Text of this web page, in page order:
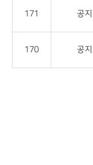
171 공지
170 공지